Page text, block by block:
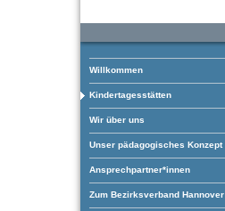
Willkommen
Kindertagesstätten
Wir über uns
Unser pädagogisches Konzept
Ansprechpartner*innen
Zum Bezirksverband Hannover